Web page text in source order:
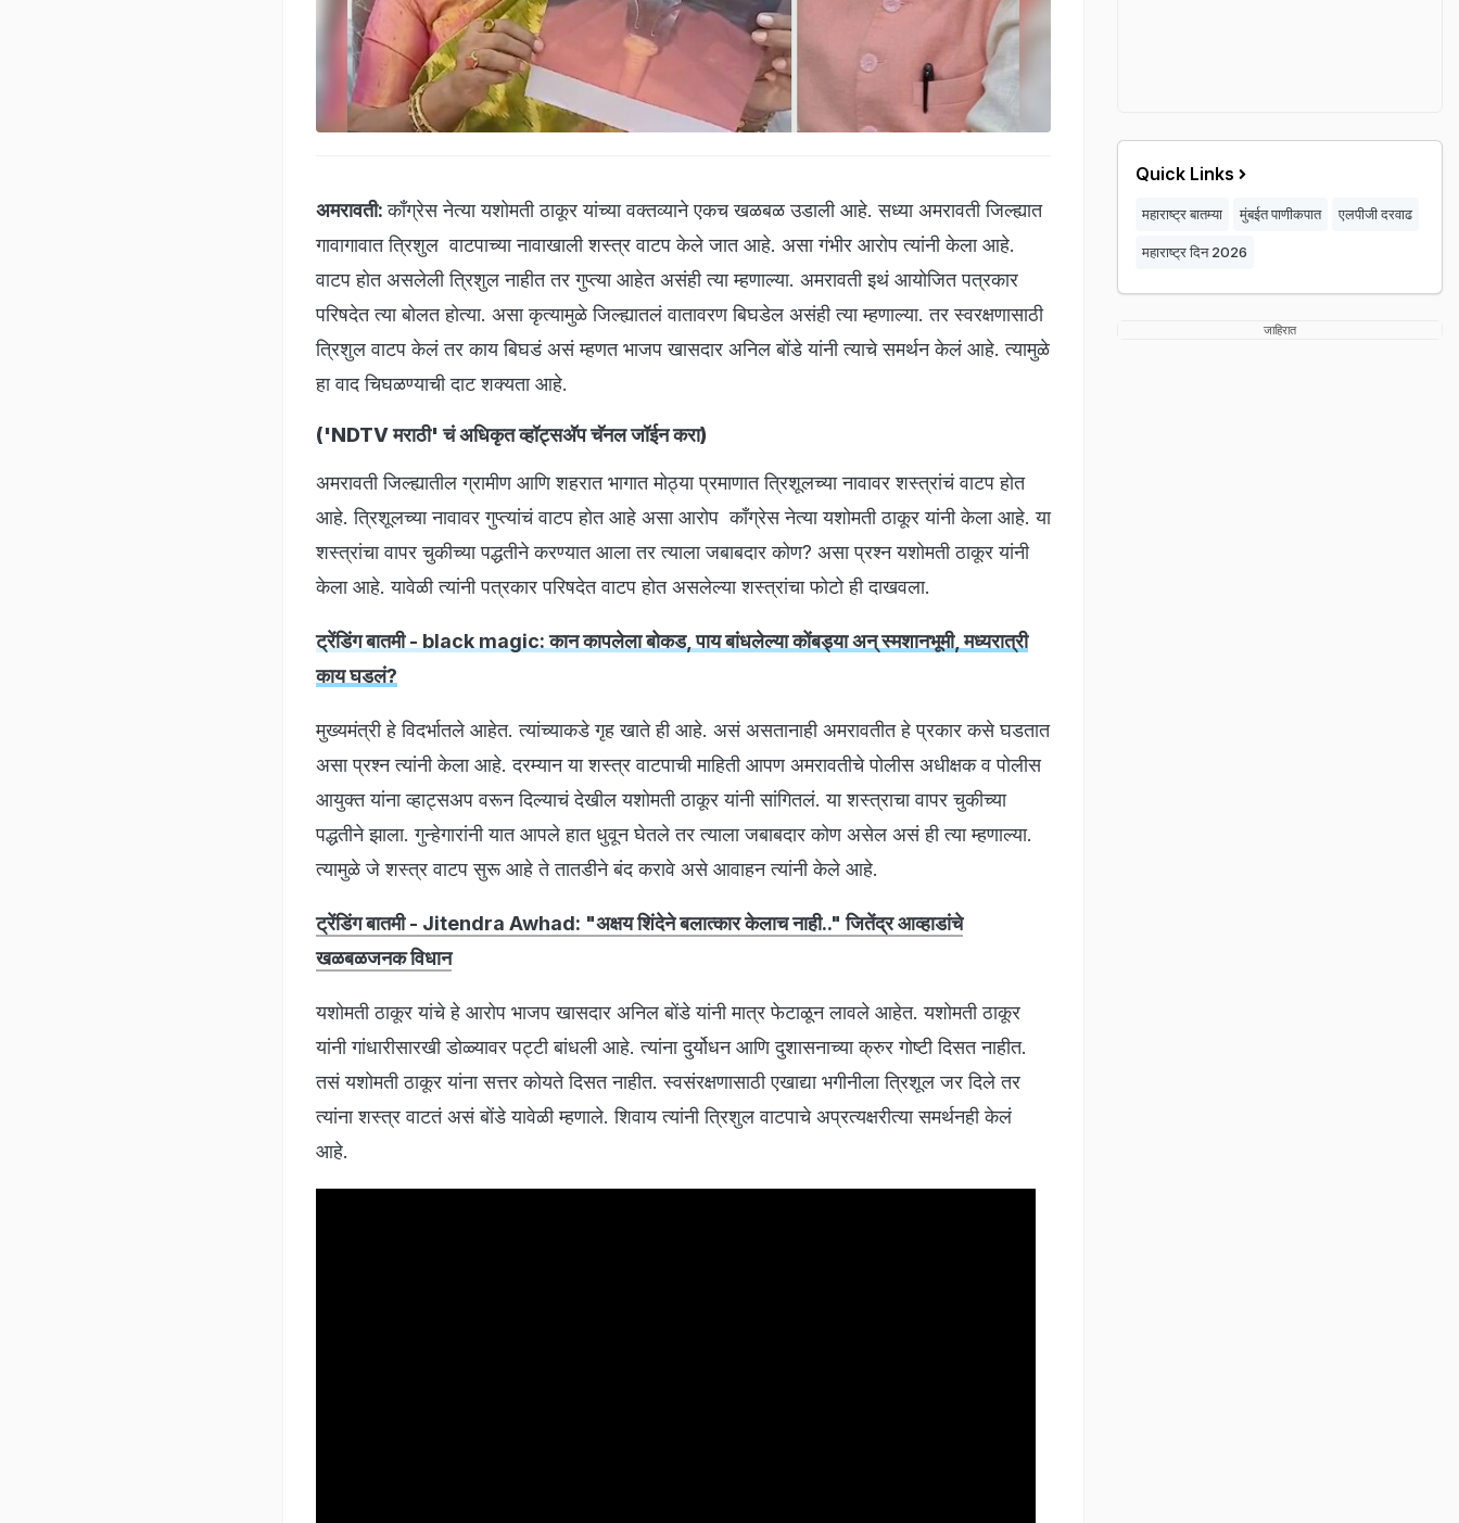
अमरावती: काँग्रेस नेत्या यशोमती ठाकूर यांच्या वक्तव्याने एकच खळबळ उडाली आहे. सध्या अमरावती जिल्ह्यात
गावागावात त्रिशुल वाटपाच्या नावाखाली शस्त्र वाटप केले जात आहे. असा गंभीर आरोप त्यांनी केला आहे.
वाटप होत असलेली त्रिशुल नाहीत तर गुप्त्या आहेत असंही त्या म्हणाल्या. अमरावती इथं आयोजित पत्रकार
परिषदेत त्या बोलत होत्या. असा कृत्यामुळे जिल्ह्यातलं वातावरण बिघडेल असंही त्या म्हणाल्या. तर स्वरक्षणासाठी
त्रिशुल वाटप केलं तर काय बिघडं असं म्हणत भाजप खासदार अनिल बोंडे यांनी त्याचे समर्थन केलं आहे. त्यामुळे
हा वाद चिघळण्याची दाट शक्यता आहे.
('NDTV मराठी' चं अधिकृत व्हॉट्सअ‍ॅप चॅनल जॉईन करा)
अमरावती जिल्ह्यातील ग्रामीण आणि शहरात भागात मोठ्या प्रमाणात त्रिशूलच्या नावावर शस्त्रांचं वाटप होत
आहे. त्रिशूलच्या नावावर गुप्त्यांचं वाटप होत आहे असा आरोप काँग्रेस नेत्या यशोमती ठाकूर यांनी केला आहे. या
शस्त्रांचा वापर चुकीच्या पद्धतीने करण्यात आला तर त्याला जबाबदार कोण? असा प्रश्न यशोमती ठाकूर यांनी
केला आहे. यावेळी त्यांनी पत्रकार परिषदेत वाटप होत असलेल्या शस्त्रांचा फोटो ही दाखवला.
ट्रेंडिंग बातमी - black magic: कान कापलेला बोकड, पाय बांधलेल्या कोंबड्या अन् स्मशानभूमी, मध्यरात्री
काय घडलं?
मुख्यमंत्री हे विदर्भातले आहेत. त्यांच्याकडे गृह खाते ही आहे. असं असतानाही अमरावतीत हे प्रकार कसे घडतात
असा प्रश्न त्यांनी केला आहे. दरम्यान या शस्त्र वाटपाची माहिती आपण अमरावतीचे पोलीस अधीक्षक व पोलीस
आयुक्त यांना व्हाट्सअप वरून दिल्याचं देखील यशोमती ठाकूर यांनी सांगितलं. या शस्त्राचा वापर चुकीच्या
पद्धतीने झाला. गुन्हेगारांनी यात आपले हात धुवून घेतले तर त्याला जबाबदार कोण असेल असं ही त्या म्हणाल्या.
त्यामुळे जे शस्त्र वाटप सुरू आहे ते तातडीने बंद करावे असे आवाहन त्यांनी केले आहे.
ट्रेंडिंग बातमी - Jitendra Awhad: "अक्षय शिंदेने बलात्कार केलाच नाही.." जितेंद्र आव्हाडांचे
खळबळजनक विधान
यशोमती ठाकूर यांचे हे आरोप भाजप खासदार अनिल बोंडे यांनी मात्र फेटाळून लावले आहेत. यशोमती ठाकूर
यांनी गांधारीसारखी डोळ्यावर पट्टी बांधली आहे. त्यांना दुर्योधन आणि दुशासनाच्या क्रुर गोष्टी दिसत नाहीत.
तसं यशोमती ठाकूर यांना सत्तर कोयते दिसत नाहीत. स्वसंरक्षणासाठी एखाद्या भगीनीला त्रिशूल जर दिले तर
त्यांना शस्त्र वाटतं असं बोंडे यावेळी म्हणाले. शिवाय त्यांनी त्रिशुल वाटपाचे अप्रत्यक्षरीत्या समर्थनही केलं
आहे.
Quick Links
महाराष्ट्र बातम्या मुंबईत पाणीकपात एलपीजी दरवाढ
महाराष्ट्र दिन 2026
जाहिरात